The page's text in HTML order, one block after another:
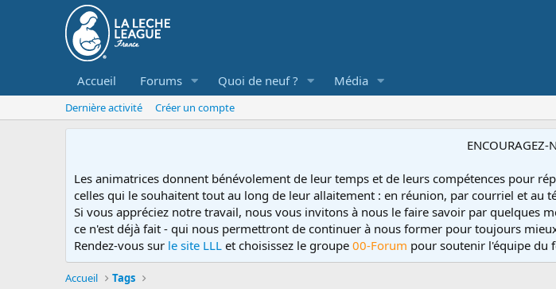
Accueil Forums Quoi de neuf ? Média
Dernière activité Créer un compte
ENCOURAGEZ-
Les animatrices donnent bénévolement de leur temps et de leurs compétences pour
celles qui le souhaitent tout au long de leur allaitement : en réunion, par courriel et au
Si vous appréciez notre travail, nous vous invitons à nous le faire savoir par quelques
ce n'est déjà fait - qui nous permettront de continuer à nous former pour toujours
Rendez-vous sur le site LLL et choisissez le groupe 00-Forum pour soutenir l'équipe du
Accueil Tags